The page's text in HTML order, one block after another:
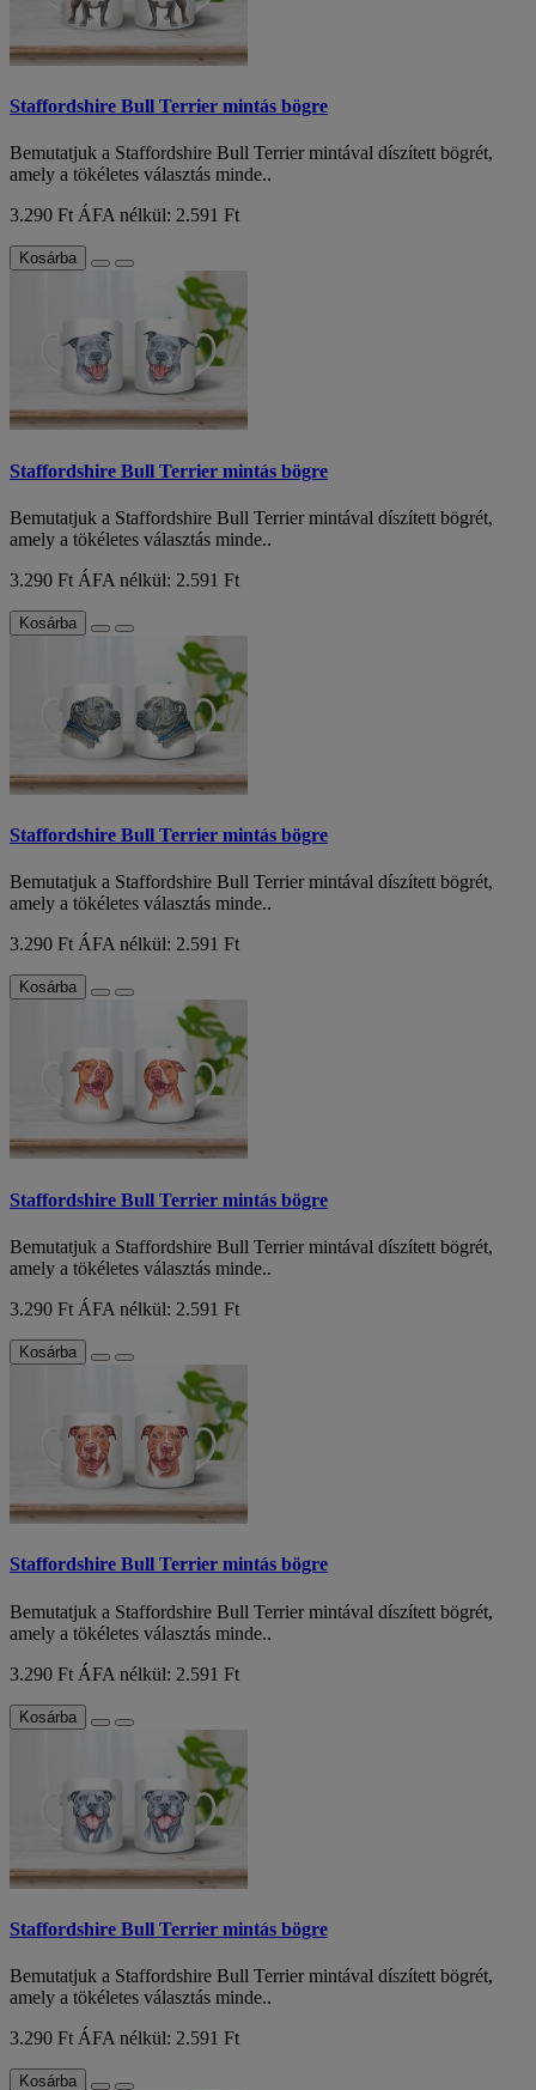
Staffordshire Bull Terrier mintás bögre
Bemutatjuk a Staffordshire Bull Terrier mintával díszített bögrét,
amely a tökéletes választás minde..
3.290 Ft ÁFA nélkül: 2.591 Ft
Kosárba
Staffordshire Bull Terrier mintás bögre
Bemutatjuk a Staffordshire Bull Terrier mintával díszített bögrét,
amely a tökéletes választás minde..
3.290 Ft ÁFA nélkül: 2.591 Ft
Kosárba
Staffordshire Bull Terrier mintás bögre
Bemutatjuk a Staffordshire Bull Terrier mintával díszített bögrét,
amely a tökéletes választás minde..
3.290 FtÁFA nélkül: 2.591 Ft
Kosárba
Staffordshire Bull Terrier mintás bögre
Bemutatjuk a Staffordshire Bull Terrier mintával díszített bögrét,
amely a tökéletes választás minde..
3.290 Ft ÁFA nélkül: 2.591 Ft
Kosárba
Staffordshire Bull Terrier mintás bögre
Bemutatjuk a Staffordshire Bull Terrier mintával díszített bögrét,
amely a tökéletes választás minde..
3.290 Ft ÁFA nélkül: 2.591 Ft
Kosárba
Staffordshire Bull Terrier mintás bögre
Bemutatjuk a Staffordshire Bull Terrier mintával díszített bögrét,
amely a tökéletes választás minde..
3.290 Ft ÁFA nélkül: 2.591 Ft
Kosárba